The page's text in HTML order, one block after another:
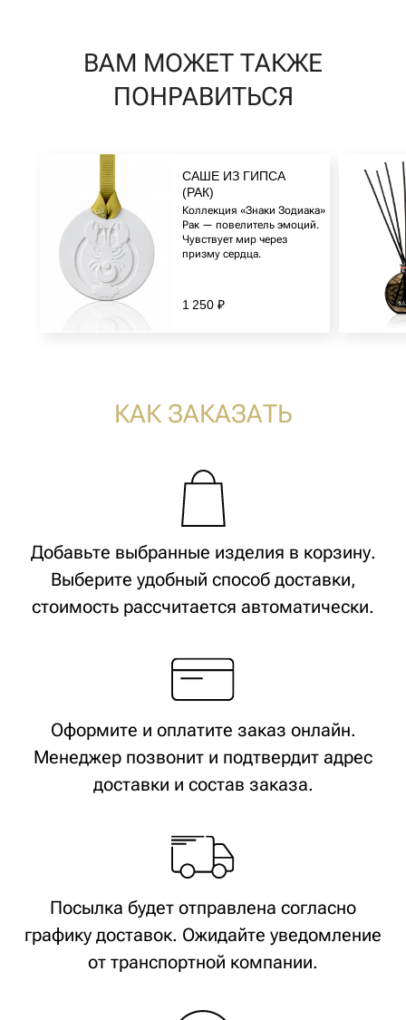
САШЕ ИЗ ГИПСА
(РАК)
1 250 ₽
Коллекция «Знаки Зодиака»
Рак — повелитель эмоций.
Чувствует мир через
призму сердца.
ПОДПИСЫВАЙТЕСЬ
© Все объекты, размещенные на сайте, будь то тексты, фотографии,
(916) 330-16-91, info@aroma-sage.com, г. Москва, ул. Партизанская, д.
ХОТИТЕ С НАМИ РАБОТАТЬ?
Напишите